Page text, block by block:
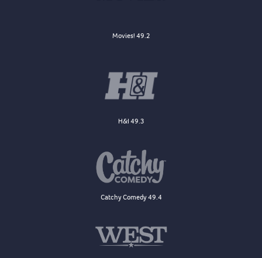
Movies! 49.2
H&I 49.3
Catchy Comedy 49.4